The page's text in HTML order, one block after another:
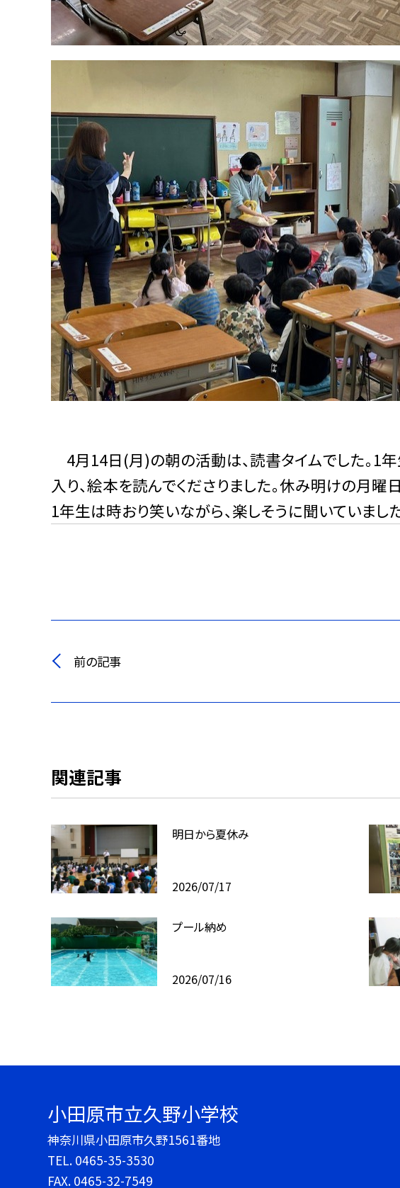
4月14日(月)の朝の活動は、読書タイムでした。1
入り、絵本を読んでくださりました。休み明けの月
1年生は時おり笑いながら、楽しそうに聞いていました
前の記事
関連記事
明日から夏休み
2026/07/17
プール納め
2026/07/16
小田原市立久野小学校
神奈川県小田原市久野1561番地
TEL. 0465-35-3530
FAX. 0465-32-7549